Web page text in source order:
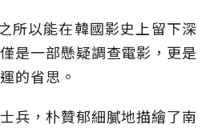
所以能在韓國影史上留下深
是一部懸疑調查電影，更是
的省思。
兵，朴贊郁細膩地描繪了南